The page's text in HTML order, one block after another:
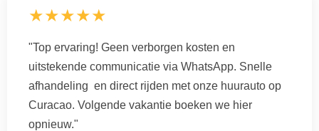
★★★★★
"Top ervaring! Geen verborgen kosten en
uitstekende communicatie via WhatsApp. Snelle
afhandeling en direct rijden met onze huurauto op
Curacao. Volgende vakantie boeken we hier
opnieuw."